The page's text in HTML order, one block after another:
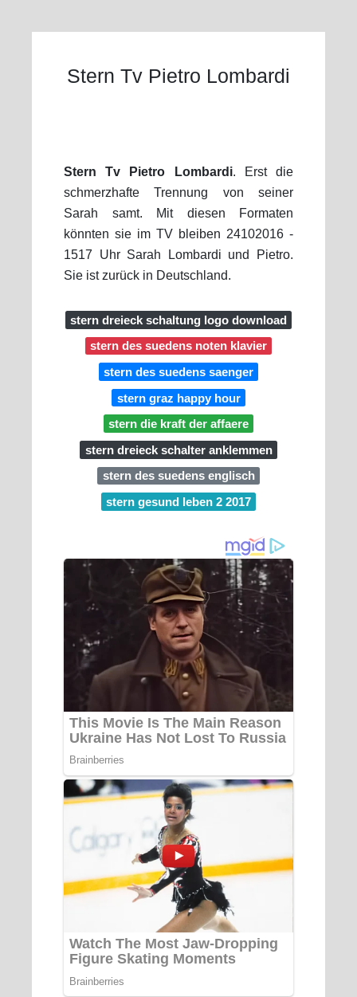
Stern Tv Pietro Lombardi
Stern Tv Pietro Lombardi. Erst die
schmerzhafte Trennung von seiner
Sarah samt. Mit diesen Formaten
könnten sie im TV bleiben 24102016 -
1517 Uhr Sarah Lombardi und Pietro.
Sie ist zurück in Deutschland.
stern dreieck schaltung logo download
stern des suedens noten klavier
stern des suedens saenger
stern graz happy hour
stern die kraft der affaere
stern dreieck schalter anklemmen
stern des suedens englisch
stern gesund leben 2 2017